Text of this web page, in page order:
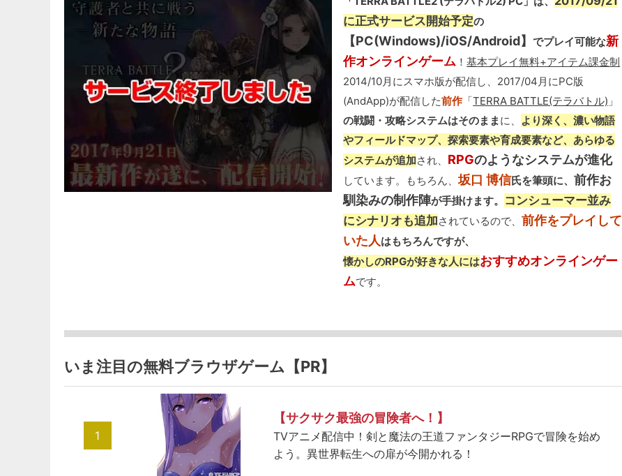
に正式サービス開始予定の
【PC(Windows)/iOS/Android】でプレイ可能な新
作オンラインゲーム ！基本プレイ無料+アイテム課金制
2014/10月にスマホ版が配信し、2017/04月にPC版
(AndApp)が配信した前作 「TERRA BATTLE(テラバトル) 」
の戦闘・攻略システムはそのままに、 より深く、濃い物語
やフィールドマップ、探索要素や育成要素など、あらゆる
システムが追加され、 RPGのようなシステムが進化
しています。もちろん、坂口 博信氏を筆頭に、前作お
馴染みの制作陣が手掛けます。 コンシューマー並み
にシナリオも追加されているので、前作をプレイして
いた人はもちろんですが、
懐かしのRPGが好きな人にはおすすめオンラインゲー
ムです。
いま注目の無料ブラウザゲーム【PR】
1
【サクサク最強の冒険者へ！】
TVアニメ配信中！剣と魔法の王道ファンタジーRPGで冒険を始め
よう。異世界転生への扉が今開かれる！